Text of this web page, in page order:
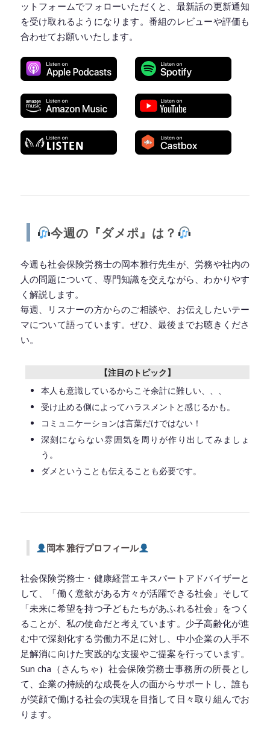
ットフォームでフォローいただくと、最新話の更新通知
を受け取れるようになります。番組のレビューや評価も
合わせてお願いいたします。
今週の『ダメポ』は？
今週も社会保険労務士の岡本雅行先生が、労務や社内の
人の問題について、専門知識を交えながら、わかりやす
く解説します。
毎週、リスナーの方からのご相談や、お伝えしたいテー
マについて語っています。ぜひ、最後までお聴きくださ
い。
【注目のトピック】
本人も意識しているからこそ余計に難しい、、、
受け止める側によってハラスメントと感じるかも。
コミュニケーションは言葉だけではない！
深刻にならない雰囲気を周りが作り出してみましょ
う。
ダメということも伝えることも必要です。
岡本 雅行プロフィール
社会保険労務士・健康経営エキスパートアドバイザーと
して、「働く意欲がある方々が活躍できる社会」そして
「未来に希望を持つ子どもたちがあふれる社会」をつく
ることが、私の使命だと考えています。少子高齢化が進
む中で深刻化する労働力不足に対し、中小企業の人手不
足解消に向けた実践的な支援やご提案を行っています。
Sun cha（さんちゃ）社会保険労務士事務所の所長とし
て、企業の持続的な成長を人の面からサポートし、誰も
が笑顔で働ける社会の実現を目指して日々取り組んでお
ります。